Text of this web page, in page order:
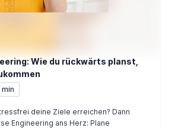
Wie du rückwärts planst,
min
deine Ziele erreichen? Dann
Engineering ans Herz: Plane